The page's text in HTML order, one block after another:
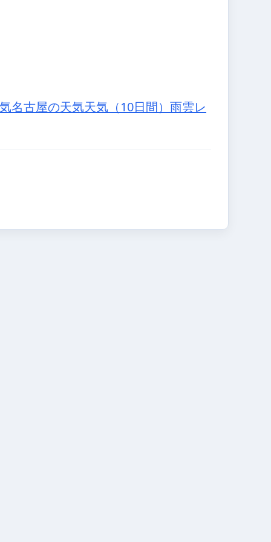
名古屋の天気天気（10日間） 雨雲レ